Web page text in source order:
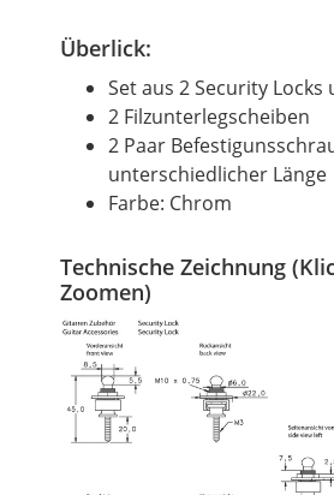
Überlick:
Set aus 2 Security Locks
2 Filzunterlegscheiben
2 Paar
unterschiedlicher Länge
Farbe: Chrom
Technische Zeichnung
Zoomen)